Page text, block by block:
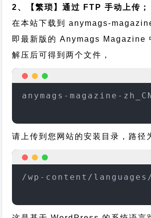
2、【繁琐】通过 FTP 手动上传；
在本站下载到anymags-
即最新版的 Anymags Magazine
解压后可得到两个文件，
anymags-magazine-
请上传到您网站的安装目录，路径
/wp-content/languages/